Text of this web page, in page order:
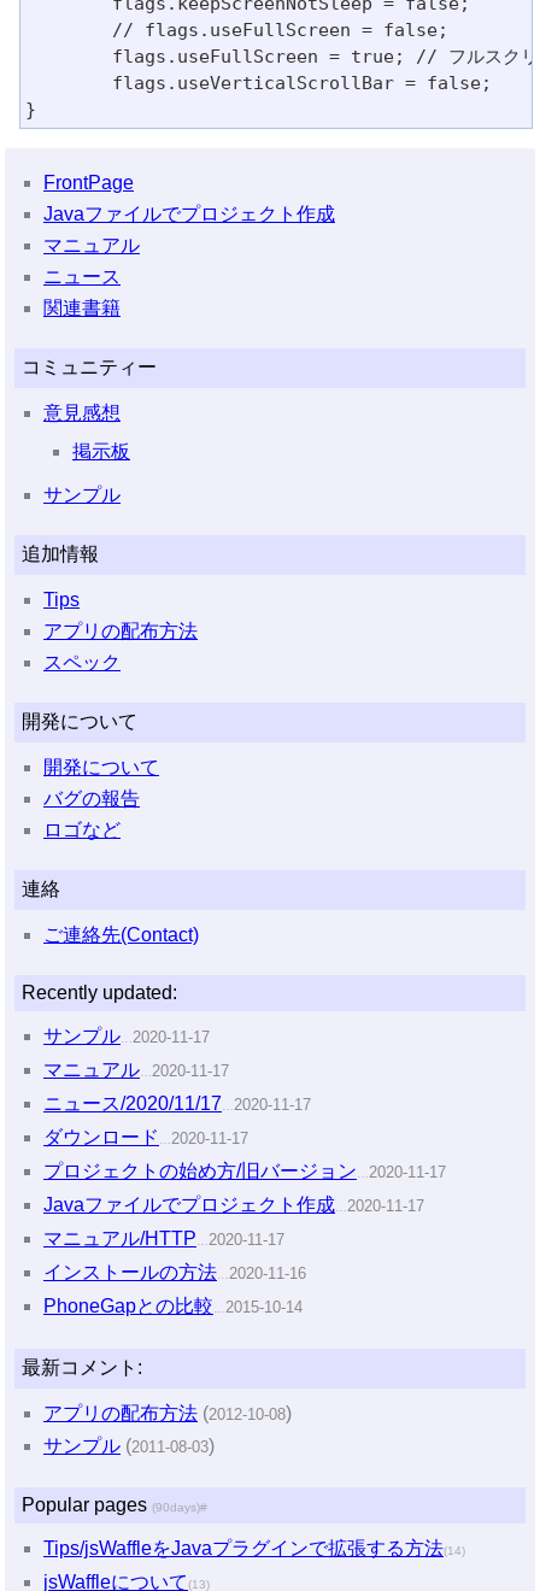
FrontPage
Javaファイルでプロジェクト作成
マニュアル
ニュース
関連書籍
コミュニティー
意見感想
掲示板
サンプル
追加情報
Tips
アプリの配布方法
スペック
開発について
開発について
バグの報告
ロゴなど
連絡
ご連絡先(Contact)
Recently updated:
サンプル 2020-11-17
マニュアル 2020-11-17
ニュース/2020/11/17 2020-11-17
ダウンロード 2020-11-17
プロジェクトの始め方/旧バージョン 2020-11-17
Javaファイルでプロジェクト作成 2020-11-17
マニュアル/HTTP 2020-11-17
インストールの方法 2020-11-16
PhoneGapとの比較 2015-10-14
最新コメント:
アプリの配布方法 (2012-10-08)
サンプル (2011-08-03)
Popular pages (90days)#
Tips/jsWaffleをJavaプラグインで拡張する方法(14)
jsWaffleについて(13)